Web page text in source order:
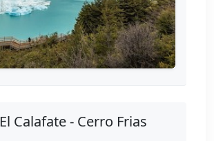
El Calafate - Cerro Frias